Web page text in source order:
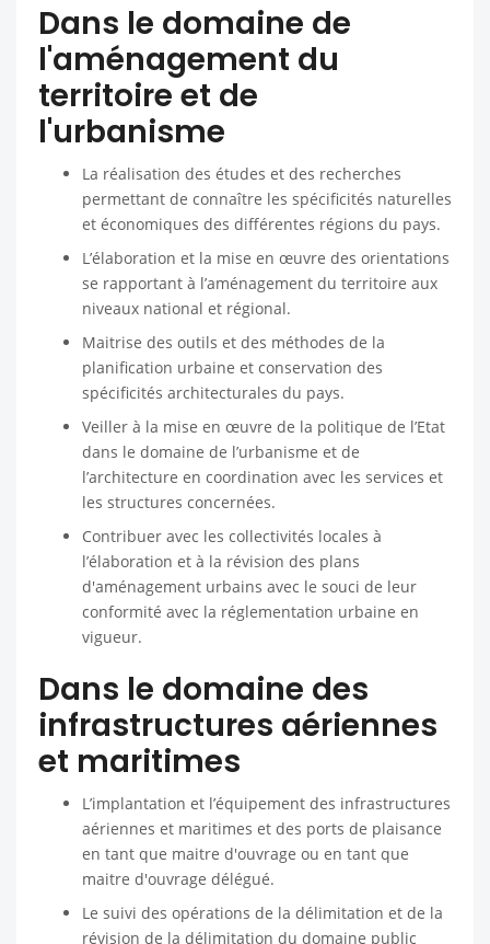
Dans le domaine de
l'aménagement du
territoire et de
l'urbanisme
La réalisation des études et des recherches
permettant de connaître les spécificités naturelles
et économiques des différentes régions du pays.
L’élaboration et la mise en œuvre des orientations
se rapportant à l’aménagement du territoire aux
niveaux national et régional.
Maitrise des outils et des méthodes de la
planification urbaine et conservation des
spécificités architecturales du pays.
Veiller à la mise en œuvre de la politique de l’Etat
dans le domaine de l’urbanisme et de
l’architecture en coordination avec les services et
les structures concernées.
Contribuer avec les collectivités locales à
l’élaboration et à la révision des plans
d'aménagement urbains avec le souci de leur
conformité avec la réglementation urbaine en
vigueur.
Dans le domaine des
infrastructures aériennes
et maritimes
L’implantation et l’équipement des infrastructures
aériennes et maritimes et des ports de plaisance
en tant que maitre d'ouvrage ou en tant que
maitre d'ouvrage délégué.
Le suivi des opérations de la délimitation et de la
révision de la délimitation du domaine public